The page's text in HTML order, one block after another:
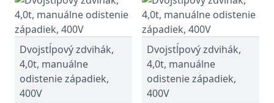
Dvojstĺpový zdvihák,
4,0t, manuálne
odistenie západiek,
400V
Dvojstĺpový zdvihák,
4,0t, manuálne
odistenie západiek,
400V